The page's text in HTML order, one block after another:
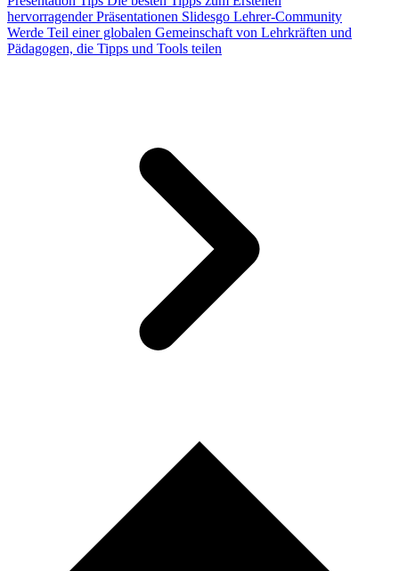
hervorragender Präsentationen Slidesgo Lehrer-Community
Werde Teil einer globalen Gemeinschaft von Lehrkräften und
Pädagogen, die Tipps und Tools teilen